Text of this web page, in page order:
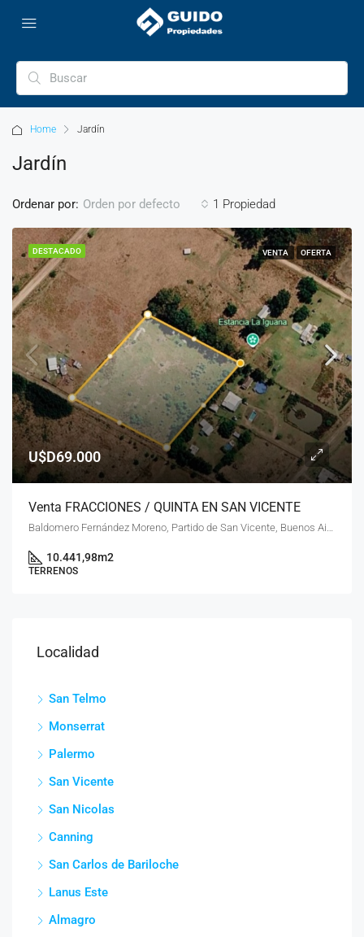
Home Jardín
Jardín
1 Propiedad
Ordenar por: Orden por defecto
DESTACADO VENTA OFERTA
U$D69.000
Venta FRACCIONES / QUINTA EN SAN VICENTE
10.441,98m2
TERRENOS
Localidad
San Telmo
Monserrat
Palermo
San Vicente
San Nicolas
Canning
San Carlos de Bariloche
Lanus Este
Almagro